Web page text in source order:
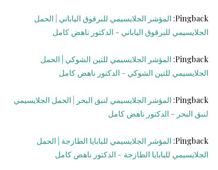
Pingback: المؤشر الجلايسيمي للبرقوق الياباني | الحمل
الجلايسيمي للبرقوق الياباني - الدكتور ناهض كامل
Pingback: المؤشر الجلايسيمي للتين الشوكي | الحمل
الجلايسيمي للتين الشوكي - الدكتور ناهض كامل
Pingback: المؤشر الجلايسيمي لنبق البحر | الحمل الجلايسيمي
لنبق البحر - الدكتور ناهض كامل
Pingback: المؤشر الجلايسيمي للبابايا الطازجة | الحمل
الجلايسيمي للبابايا الطازجة - الدكتور ناهض كامل